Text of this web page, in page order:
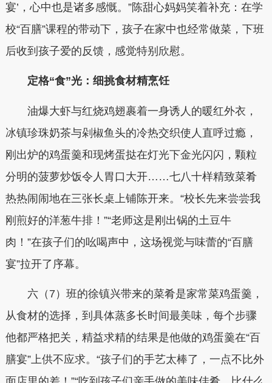
宴’，心中也是诸多感慨。”陈甜心妈妈笑着补充：在学
校“百膳”课程的带动下，孩子在家中也经常做菜，下班
后收到孩子爱的反馈，感觉特别欣慰。
定格“食”光：细挑食材精烹饪
油爆大虾与红烧鸡翅裹着一身诱人的暖红外衣，
冰镇珍珠奶茶与剁椒鱼头的冷热交织使人直呼过瘾，
刚出炉的鸡蛋羹和现烤蛋挞在灯光下金光闪闪，颗粒
分明的菠萝炒饭令人胃口大开……七八十样精致菜肴
热热闹闹地在三张长桌上铺陈开来。“校长先来尝尝我
刚煎好的洋葱牛排！”“老师这是刚出锅的土豆牛
肉！”在孩子们的吆喝声中，这场视觉与味蕾的“百膳
宴”拉开了序幕。
六（7）班的徐镇兴带来的菜肴是家常菜鸡蛋羹，
从食材的选择，到具体蒸多长时间最美味，每个步骤
他都严格把关，精益求精的结果是他做的鸡蛋羹在“百
膳宴”上供不应求。“孩子们的手艺太棒了，一点不比外